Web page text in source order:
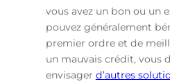
vous avez un bon ou un
pouvez généralement
premier ordre et de
un mauvais crédit, vous
envisager d’autres